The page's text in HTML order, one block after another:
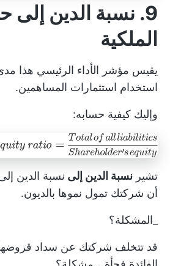
9. نسبة الدين إلى
الملكية
يقيس مؤشر الأداء الرئيسي هذا
استخدام استثمارات المساهمين.
وإليك كيفية حسابه:
تشير نسبة الدين إلى نسبة الدين
أن شركتك تمول نموها بالديون.
_المشكلة؟
قد تتخلف شركتك عن سداد قروضها